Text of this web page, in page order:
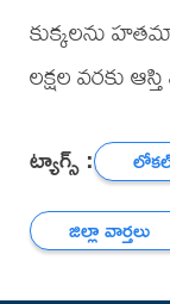
కుక్కలను
లక్షల వరకు
ట్యాగ్స్ :
జిల్లా వార్తలు